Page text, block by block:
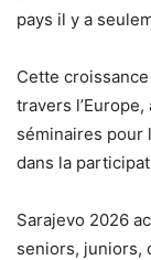
pays il y a
Cette
travers
séminaires pour
dans la
Sarajevo 2026
seniors, juniors,